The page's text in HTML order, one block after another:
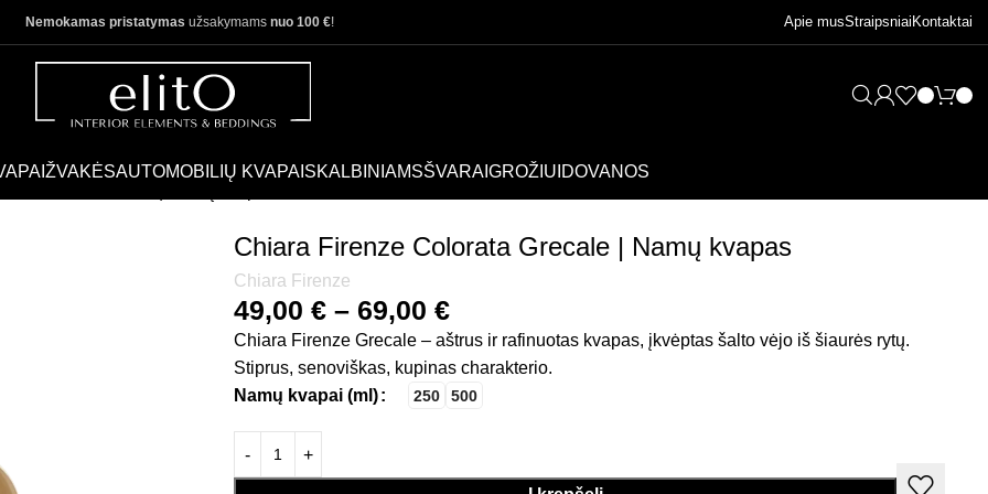
Nemokamas pristatymas užsakymams nuo 100 €! Apie musStraipsniai Kontaktai
ŽVAKĖSAUTOMOBILIŲ KVAPAI SKALBINIAMSŠVARAI GROŽIUI DOVANOS
Chiara Firenze Colorata Grecale | Namų kvapas
Chiara Firenze
49,00 € – 69,00 €
Chiara Firenze Grecale – aštrus ir rafinuotas kvapas, įkvėptas šalto vėjo iš šiaurės rytų.
Stiprus, senoviškas, kupinas charakterio.
Namų kvapai (ml)
250 500